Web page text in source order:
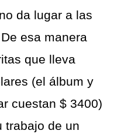
da lugar a las
esa manera
que lleva
(el álbum y
cuestan $ 3400)
trabajo de un